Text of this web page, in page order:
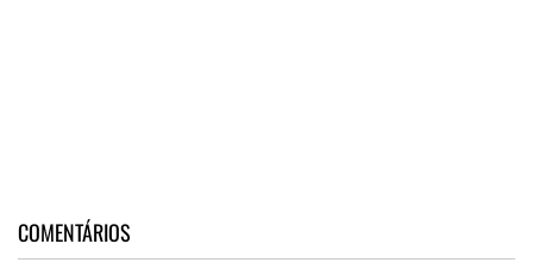
COMENTÁRIOS